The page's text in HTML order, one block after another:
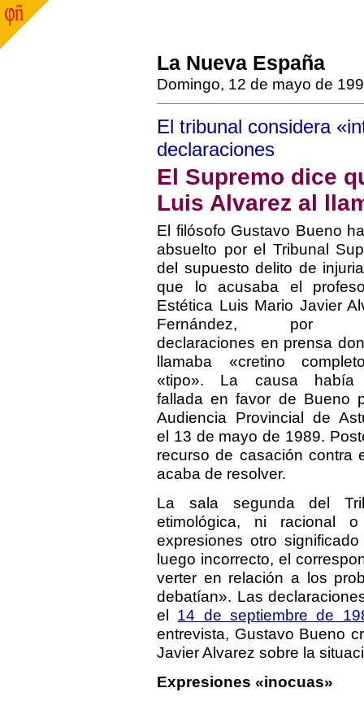
La Nueva España
Domingo, 12 de mayo de
El tribunal considera
declaraciones
El Supremo dice
Luis Alvarez al
El filósofo Gustavo Bueno
absuelto por el Tribunal
del supuesto delito de
que lo acusaba el
Estética Luis Mario Javier
Fernández, por
declaraciones en prensa
llamaba «cretino
«tipo». La causa había
fallada en favor de Bueno
Audiencia Provincial de
el 13 de mayo de 1989.
recurso de casación contra
acaba de resolver.
La sala segunda del
etimológica, ni racional
expresiones otro
luego incorrecto, el
verter en relación a los
debatían». Las
el 14 de septiembre de
entrevista, Gustavo Bueno
Javier Alvarez sobre la
Expresiones «inocuas»